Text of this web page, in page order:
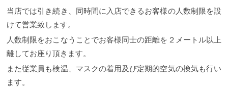
当店では引き続き、同時間に入店できるお客様の人数制限を設
けて営業致します。
人数制限をおこなうことでお客様同士の距離を２メートル以上
離してお座り頂きます。
また従業員も検温、マスクの着用及び定期的空気の換気も行い
ます。